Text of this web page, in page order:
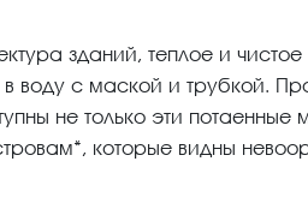
зданий, теплое и
воду с маской и трубкой.
не только эти
которые видны